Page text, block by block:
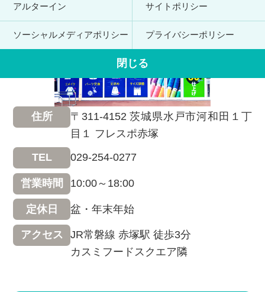
アルターイン サイトポリシー
ソーシャルメディアポリシー プライバシーポリシー
閉じる
住所
〒311-4152 茨城県水戸市河和田１丁
目１ フレスポ赤塚
TEL 029-254-0277
営業時間 10:00～18:00
定休日 盆・年末年始
アクセス
JR常磐線 赤塚駅 徒歩3分
カスミフードスクエア隣